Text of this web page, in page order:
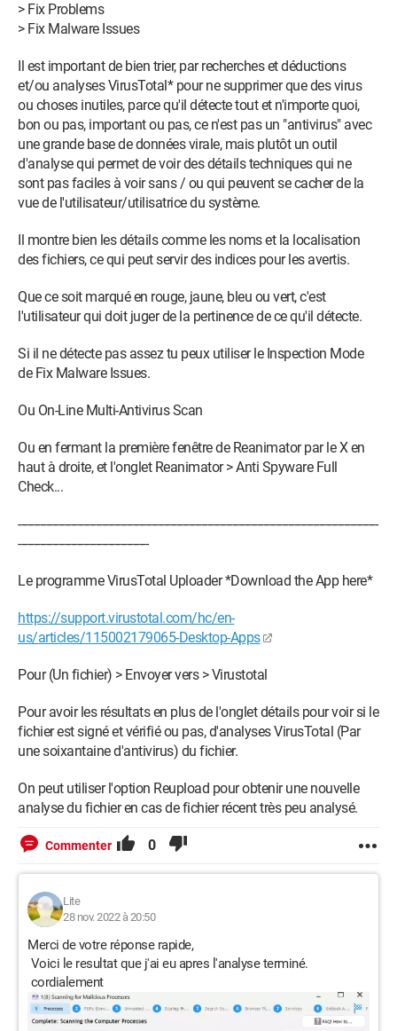
> Fix Problems
> Fix Malware Issues
Il est important de bien trier, par recherches et déductions
et/ou analyses VirusTotal* pour ne supprimer que des virus
ou choses inutiles, parce qu'il détecte tout et n'importe quoi,
bon ou pas, important ou pas, ce n'est pas un "antivirus" avec
une grande base de données virale, mais plutôt un outil
d'analyse qui permet de voir des détails techniques qui ne
sont pas faciles à voir sans / ou qui peuvent se cacher de la
vue de l'utilisateur/utilisatrice du système.
Il montre bien les détails comme les noms et la localisation
des fichiers, ce qui peut servir des indices pour les avertis.
Que ce soit marqué en rouge, jaune, bleu ou vert, c'est
l'utilisateur qui doit juger de la pertinence de ce qu'il détecte.
Si il ne détecte pas assez tu peux utiliser le Inspection Mode
de Fix Malware Issues.
Ou On-Line Multi-Antivirus Scan
Ou en fermant la première fenêtre de Reanimator par le X en
haut à droite, et l'onglet Reanimator > Anti Spyware Full
Check...
-----------------------------------------------------­------------------------­---------------------------------------
------------------------------------------
Le programme VirusTotal Uploader *Download the App here*
https://support.virustotal.com/hc/en-
us/articles/115002179065-Desktop-Apps
Pour (Un fichier) > Envoyer vers > Virustotal
Pour avoir les résultats en plus de l'onglet détails pour voir si le
fichier est signé et vérifié ou pas, d'analyses VirusTotal (Par
une soixantaine d'antivirus) du fichier.
On peut utiliser l'option Reupload pour obtenir une nouvelle
analyse du fichier en cas de fichier récent très peu analysé.
Commenter 0
Lite
28 nov. 2022 à 20:50
Merci de votre réponse rapide,
Voici le resultat que j'ai eu apres l'analyse terminé.
cordialement